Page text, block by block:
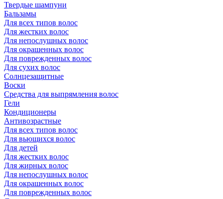
Твердые шампуни
Бальзамы
Для всех типов волос
Для жестких волос
Для непослушных волос
Для окрашенных волос
Для поврежденных волос
Для сухих волос
Солнцезащитные
Воски
Средства для выпрямления волос
Гели
Кондиционеры
Антивозрастные
Для всех типов волос
Для вьющихся волос
Для детей
Для жестких волос
Для жирных волос
Для непослушных волос
Для окрашенных волос
Для поврежденных волос